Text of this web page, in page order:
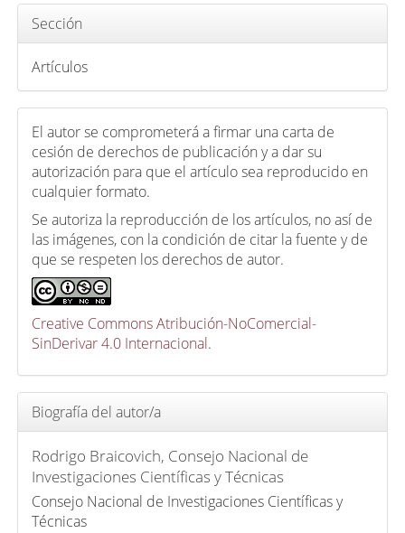
Sección
Artículos
El autor se comprometerá a firmar una carta de
cesión de derechos de publicación y a dar su
autorización para que el artículo sea reproducido en
cualquier formato.
Se autoriza la reproducción de los artículos, no así de
las imágenes, con la condición de citar la fuente y de
que se respeten los derechos de autor.
Creative Commons Atribución-NoComercial-
SinDerivar 4.0 Internacional.
Biografía del autor/a
Rodrigo Braicovich, Consejo Nacional de
Investigaciones Científicas y Técnicas
Consejo Nacional de Investigaciones Científicas y
Técnicas